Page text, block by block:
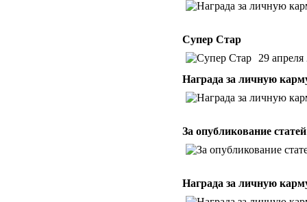
Супер Стар
29 апреля
Награда за личную
За опубликование статей
Награда за личную